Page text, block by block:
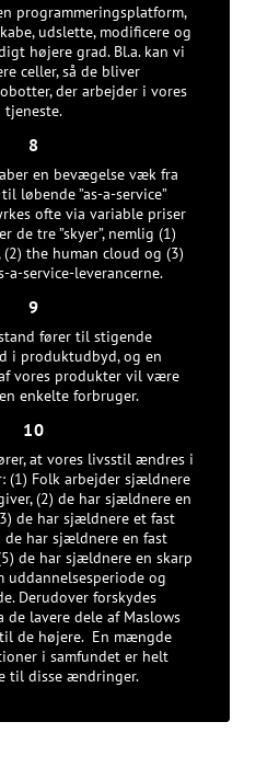
programmeringsplatform,
udslette, modificere og
højere grad. Bl.a. kan vi
celler, så de bliver
der arbejder i vores
tjeneste.
8
en bevægelse væk fra
løbende ”as-a-service”
ofte via variable priser
de tre ”skyer”, nemlig (1)
the human cloud og (3)
a-service-leverancerne.
9
fører til stigende
i produktudbyd, og en
vores produkter vil være
enkelte forbruger.
10
at vores livsstil ændres i
(1) Folk arbejder sjældnere
(2) de har sjældnere en
de har sjældnere et fast
de har sjældnere en fast
de har sjældnere en skarp
uddannelsesperiode og
Derudover forskydes
de lavere dele af Maslows
de højere. En mængde
i samfundet er helt
til disse ændringer.